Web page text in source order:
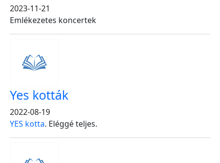
2023-11-21
Emlékezetes koncertek
Yes kották
2022-08-19
YES kotta. Eléggé teljes.